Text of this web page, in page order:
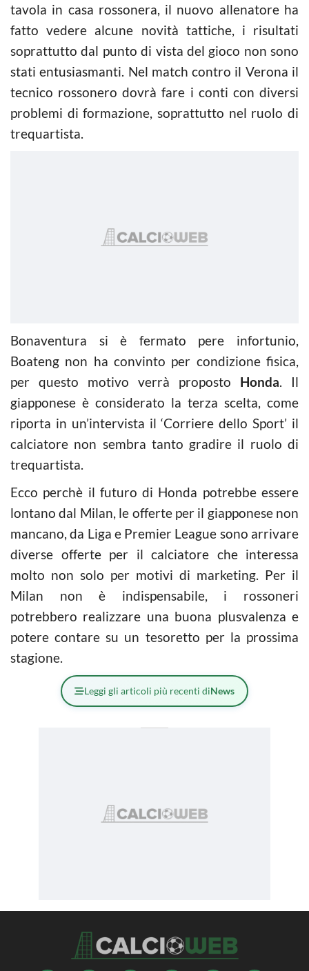
tavola in casa rossonera, il nuovo allenatore ha
fatto vedere alcune novità tattiche, i risultati
soprattutto dal punto di vista del gioco non sono
stati entusiasmanti. Nel match contro il Verona il
tecnico rossonero dovrà fare i conti con diversi
problemi di formazione, soprattutto nel ruolo di
trequartista.
Bonaventura si è fermato pere infortunio,
Boateng non ha convinto per condizione fisica,
per questo motivo verrà proposto Honda. Il
giapponese è considerato la terza scelta, come
riporta in un’intervista il ‘Corriere dello Sport’ il
calciatore non sembra tanto gradire il ruolo di
trequartista.
Ecco perchè il futuro di Honda potrebbe essere
lontano dal Milan, le offerte per il giapponese non
mancano, da Liga e Premier League sono arrivare
diverse offerte per il calciatore che interessa
molto non solo per motivi di marketing. Per il
Milan non è indispensabile, i rossoneri
potrebbero realizzare una buona plusvalenza e
potere contare su un tesoretto per la prossima
stagione.
Leggi gli articoli più recenti diNews